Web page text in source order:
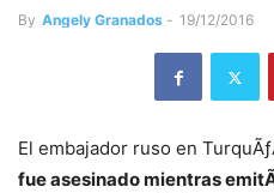
By Angely Granados - 19/12/2016
El embajador ruso en
fue asesinado mientras